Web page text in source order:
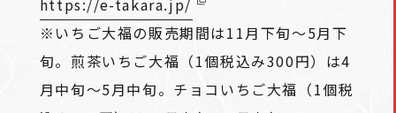
https://e-takara.jp/
※いちご大福の販売期間は11月下旬～5月下
旬。煎茶いちご大福（1個税込み300円）は4
月中旬～5月中旬。チョコいちご大福（1個税